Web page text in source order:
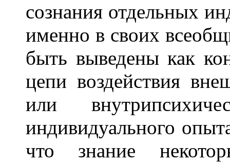
сознания отдельных
именно в своих
быть выведены как
цепи воздействия
или
индивидуального
что знание